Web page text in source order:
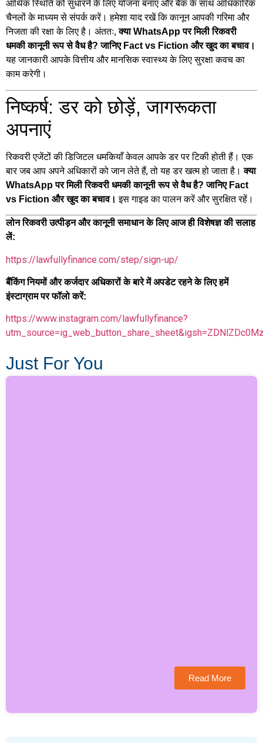
आर्थिक स्थिति को सुधारने के लिए योजना बनाएं और बैंक के साथ आधिकारिक
चैनलों के माध्यम से संपर्क करें। हमेशा याद रखें कि कानून आपकी गरिमा और
निजता की रक्षा के लिए है। अंततः,क्या WhatsApp पर मिली रिकवरी
धमकी कानूनी रूप से वैध है? जानिए Fact vs Fiction और खुद का बचाव।
यह जानकारी आपके वित्तीय और मानसिक स्वास्थ्य के लिए सुरक्षा कवच का
काम करेगी।
निष्कर्ष: डर को छोड़ें, जागरूकता
अपनाएं
रिकवरी एजेंटों की डिजिटल धमकियाँ केवल आपके डर पर टिकी होती हैं। एक
बार जब आप अपने अधिकारों को जान लेते हैं, तो यह डर खत्म हो जाता है।क्या
WhatsApp पर मिली रिकवरी धमकी कानूनी रूप से वैध है? जानिए Fact
vs Fiction और खुद का बचाव। इस गाइड का पालन करें और सुरक्षित रहें।
लोन रिकवरी उत्पीड़न और कानूनी समाधान के लिए आज ही विशेषज्ञ की सलाह
लें:
https://lawfullyfinance.com/step/sign-up/
बैंकिंग नियमों और कर्जदार अधिकारों के बारे में अपडेट रहने के लिए हमें
इंस्टाग्राम पर फॉलो करें:
https://www.instagram.com/lawfullyfinance?
Just For You
Read More